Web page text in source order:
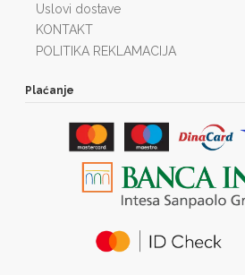
Uslovi dostave
KONTAKT
POLITIKA REKLAMACIJA
Plaćanje